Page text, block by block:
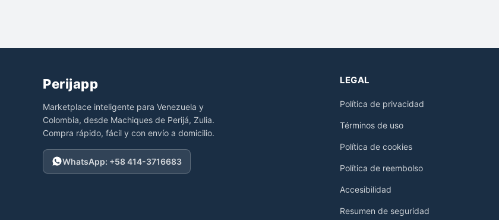
Perijapp
Marketplace inteligente para Venezuela y
Colombia, desde Machiques de Perijá, Zulia.
Compra rápido, fácil y con envío a domicilio.
WhatsApp: +58 414-3716683
LEGAL
Política de privacidad
Términos de uso
Política de cookies
Política de reembolso
Accesibilidad
Resumen de seguridad